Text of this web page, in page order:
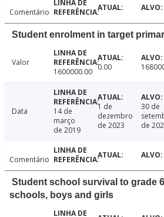
Comentário
Student enrolment in target
Valor
1600000.00 0.00
Data
14 de
março
de 2019
1 de
dezembro
de 2023
30 de
de
Comentário
Student school survival to grade
schools, boys and girls